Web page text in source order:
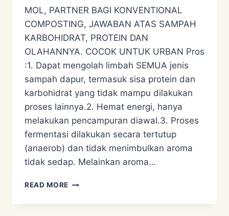
MOL, PARTNER BAGI KONVENTIONAL
COMPOSTING, JAWABAN ATAS SAMPAH
KARBOHIDRAT, PROTEIN DAN
OLAHANNYA. COCOK UNTUK URBAN Pros
:1. Dapat mengolah limbah SEMUA jenis
sampah dapur, termasuk sisa protein dan
karbohidrat yang tidak mampu dilakukan
proses lainnya.2. Hemat energi, hanya
melakukan pencampuran diawal.3. Proses
fermentasi dilakukan secara tertutup
(anaerob) dan tidak menimbulkan aroma
tidak sedap. Melainkan aroma…
READ MORE PENGOLAHAN
ORGANIK